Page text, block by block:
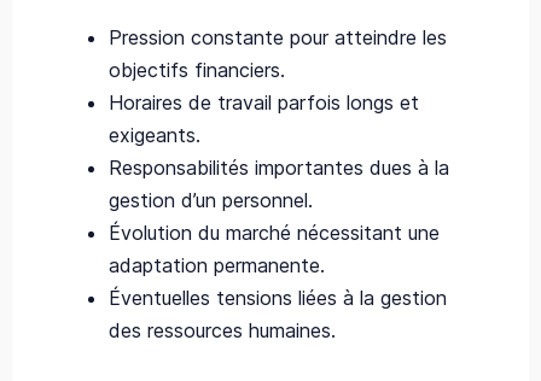
Pression constante pour atteindre les
objectifs financiers.
Horaires de travail parfois longs et
exigeants.
Responsabilités importantes dues à la
gestion d’un personnel.
Évolution du marché nécessitant une
adaptation permanente.
Éventuelles tensions liées à la gestion
des ressources humaines.